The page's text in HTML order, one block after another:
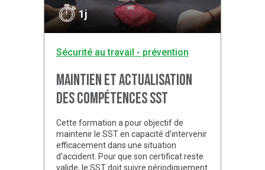
1j
Sécurité au travail - prévention
Maintien et actualisation
des compétences SST
Cette formation a pour objectif de
maintenir le SST en capacité d’intervenir
efficacement dans une situation
d’accident. Pour que son certificat reste
valide, le SST doit suivre périodiquement